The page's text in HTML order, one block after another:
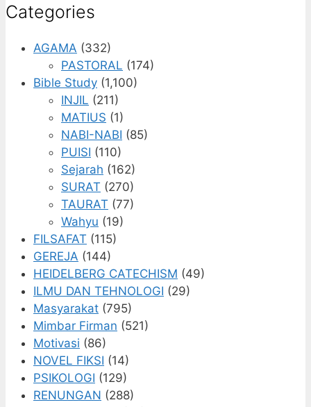
Categories
AGAMA (332)
PASTORAL (174)
Bible Study (1,100)
INJIL (211)
MATIUS (1)
NABI-NABI (85)
PUISI (110)
Sejarah (162)
SURAT (270)
TAURAT (77)
Wahyu (19)
FILSAFAT (115)
GEREJA (144)
HEIDELBERG CATECHISM (49)
ILMU DAN TEHNOLOGI (29)
Masyarakat (795)
Mimbar Firman (521)
Motivasi (86)
NOVEL FIKSI (14)
PSIKOLOGI (129)
RENUNGAN (288)